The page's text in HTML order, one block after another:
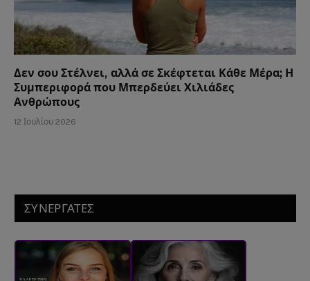
Δεν σου Στέλνει, αλλά σε Σκέφτεται Κάθε Μέρα; Η
Συμπεριφορά που Μπερδεύει Χιλιάδες
Ανθρώπους
12 Ιουλίου 2026
ΣΥΝΕΡΓΑΤΕΣ